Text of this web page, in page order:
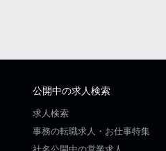
公開中の求人検索
求人検索
事務の転職求人・お仕事特集